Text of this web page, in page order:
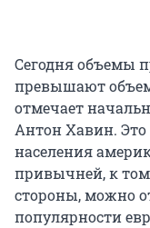
Сегодня объемы
превышают
отмечает
Антон Хавин. Это
населения
привычней, к
стороны, можно
популярности